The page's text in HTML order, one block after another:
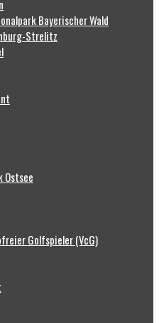
Bayerischer Wald
Strelitz
Ostsee
Golfspieler (VcG)